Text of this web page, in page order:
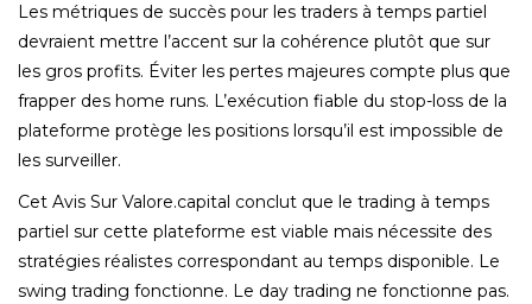
Les métriques de succès pour les traders à temps partiel
devraient mettre l’accent sur la cohérence plutôt que sur
les gros profits. Éviter les pertes majeures compte plus que
frapper des home runs. L’exécution fiable du stop-loss de la
plateforme protège les positions lorsqu’il est impossible de
les surveiller.
Cet Avis Sur Valore.capital conclut que le trading à temps
partiel sur cette plateforme est viable mais nécessite des
stratégies réalistes correspondant au temps disponible. Le
swing trading fonctionne. Le day trading ne fonctionne pas.